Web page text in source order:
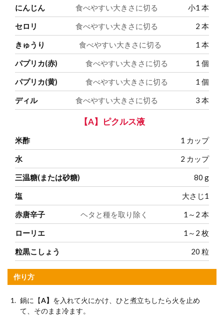
にんじん 食べやすい大きさに切る 小1 本
セロリ 食べやすい大きさに切る 2 本
きゅうり 食べやすい大きさに切る 1 本
パプリカ(赤) 食べやすい大きさに切る 1 個
パプリカ(黄) 食べやすい大きさに切る 1 個
ディル 食べやすい大きさに切る 3 本
【A】ピクルス液
米酢 1 カップ
水 2 カップ
三温糖(または砂糖) 80 g
塩 大さじ1
赤唐辛子 ヘタと種を取り除く 1～2 本
ローリエ 1～2 枚
粒黒こしょう 20 粒
作り方
鍋に【A】 を入れて火にかけ、ひと煮立ちしたら火を止め
て、そのまま冷ます。